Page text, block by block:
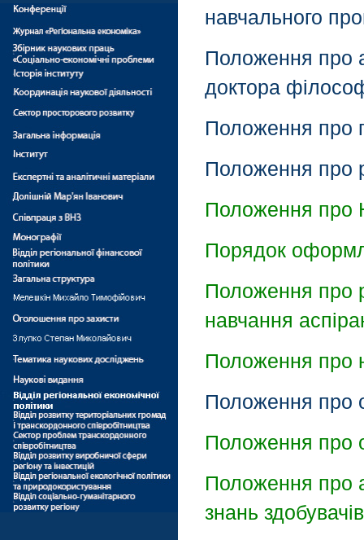
навчального
Положення про
доктора
Положення про
Положення про
Положення про
Порядок
Положення про
навчання
Положення про
Положення про
Положення про
Положення про
знань